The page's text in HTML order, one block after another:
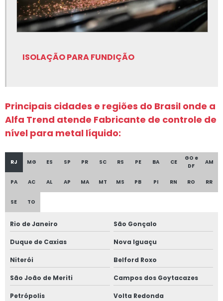
Lubrificantes para fundição
Nitreto de boro para fundição
Rotor de grafite para fundição
Sílica fundida onde comprar
Silicato de cálcio
Tinta para fundição onde comprar
Tinta para fundição onde encontrar
Equipamentos para fundição
Filtro cerâmico para alumínio
Fornecedor de grafite
Insumos para fundir alumínio
ISOLAÇÃO PARA FUNDIÇÃO
Principais cidades e regiões do Brasil onde a
Alfa Trend atende Fabricante de controle de
nível para metal líquido:
RJ MG ES SP PR SC RS PE BA CE
GO e
DF
AM
PA AC AL AP MA MT MS PB PI RN RO RR
SE TO
Rio de Janeiro São Gonçalo
Duque de Caxias Nova Iguaçu
Niterói Belford Roxo
São João de Meriti Campos dos Goytacazes
Petrópolis Volta Redonda